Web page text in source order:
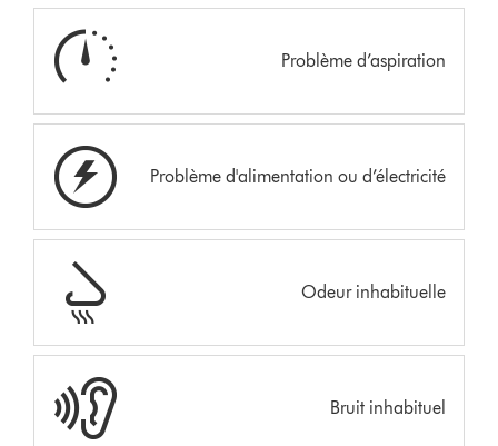
Problème d’aspiration
Problème d'alimentation ou d’électricité
Odeur inhabituelle
Bruit inhabituel